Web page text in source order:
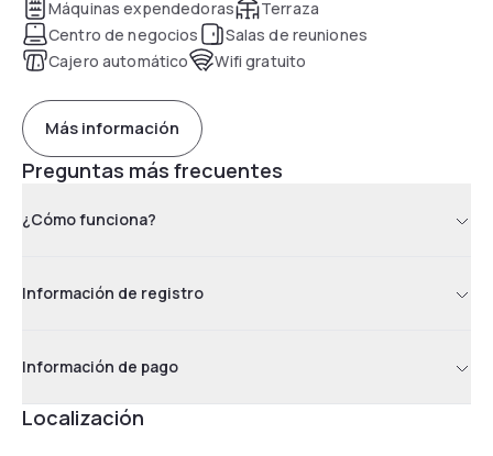
Máquinas expendedoras
Terraza
Centro de negocios
Salas de reuniones
Cajero automático
Wifi gratuito
Más información
Preguntas más frecuentes
¿Cómo funciona?
Información de registro
Información de pago
Localización